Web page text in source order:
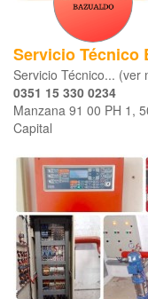
Servicio Técnico
Servicio Técnico... (ver
0351 15 330 0234
Manzana 91 00 PH 1,
Capital